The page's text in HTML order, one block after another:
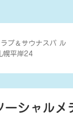
ブ ＆ サウナスパ ル
幌平岸24
ーシャルメ